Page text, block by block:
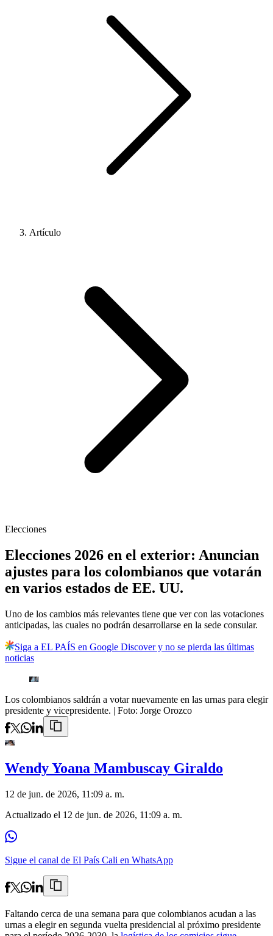
Artículo
Elecciones
Elecciones 2026 en el exterior: Anuncian
ajustes para los colombianos que votarán
en varios estados de EE. UU.
Uno de los cambios más relevantes tiene que ver con las votaciones
anticipadas, las cuales no podrán desarrollarse en la sede consular.
Siga a EL PAÍS en Google Discover y no se pierda las últimas
noticias
Los colombianos saldrán a votar nuevamente en las urnas para elegir
presidente y vicepresidente. | Foto: Jorge Orozco
Wendy Yoana Mambuscay Giraldo
12 de jun. de 2026, 11:09 a. m.
Actualizado el 12 de jun. de 2026, 11:09 a. m.
Sigue el canal de El País Cali en WhatsApp
Faltando cerca de una semana para que colombianos acudan a las
urnas a elegir en segunda vuelta presidencial al próximo presidente